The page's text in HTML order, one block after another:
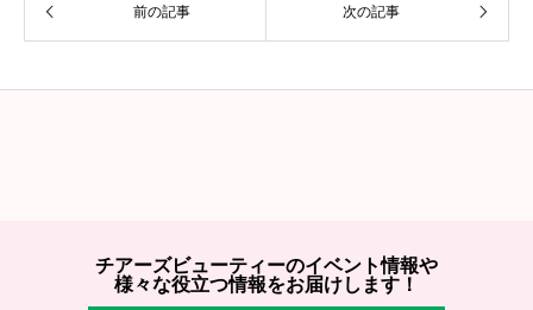
前の記事 次の記事
チアーズビューティーのイベント情報や
様々な役立つ情報をお届けします！